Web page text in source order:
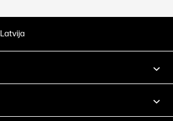
Latvija